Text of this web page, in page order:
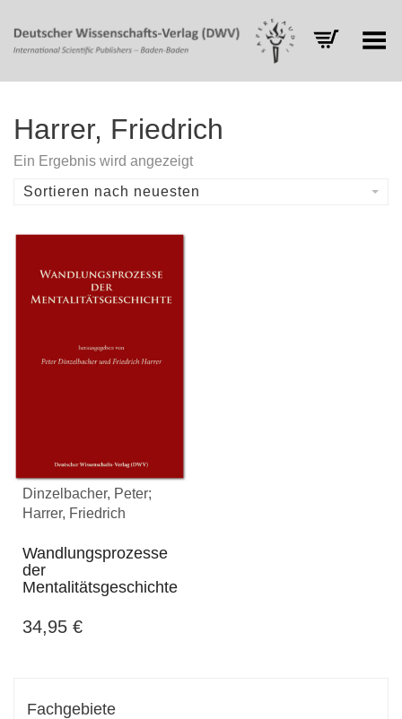
Toggle Menu
Harrer, Friedrich
Ein Ergebnis wird angezeigt
Sortieren nach neuesten
Dinzelbacher, Peter;
Harrer, Friedrich
Wandlungsprozesse
der
Mentalitätsgeschichte
34,95 €
Fachgebiete